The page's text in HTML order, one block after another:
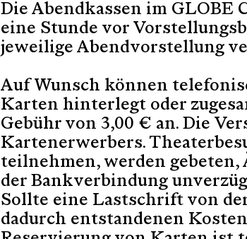
Die Abendkassen im GLOBE
eine Stunde vor
jeweilige Abendvorstellung
Auf Wunsch können
Karten hinterlegt oder
Gebühr von 3,00 € an. Die
Kartenerwerbers.
teilnehmen, werden gebeten,
der Bankverbindung
Sollte eine Lastschrift von
dadurch entstandenen